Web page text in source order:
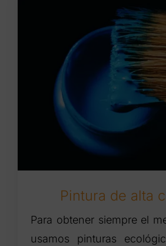
Pintura de alta
Para obtener siempre el
usamos pinturas